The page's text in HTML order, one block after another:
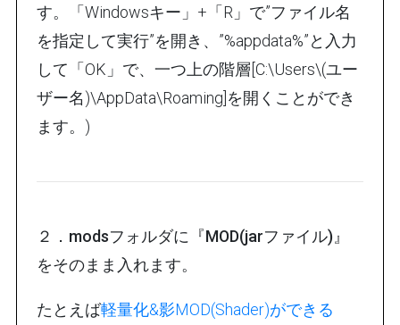
す。「Windowsキー」+「R」で”ファイル名
を指定して実行”を開き、”%appdata%”と入力
して「OK」で、一つ上の階層[C:\Users\(ユー
ザー名)\AppData\Roaming]を開くことができ
ます。)
２．modsフォルダに『MOD(jarファイル)』
をそのまま入れます。
たとえば軽量化&影MOD(Shader)ができる